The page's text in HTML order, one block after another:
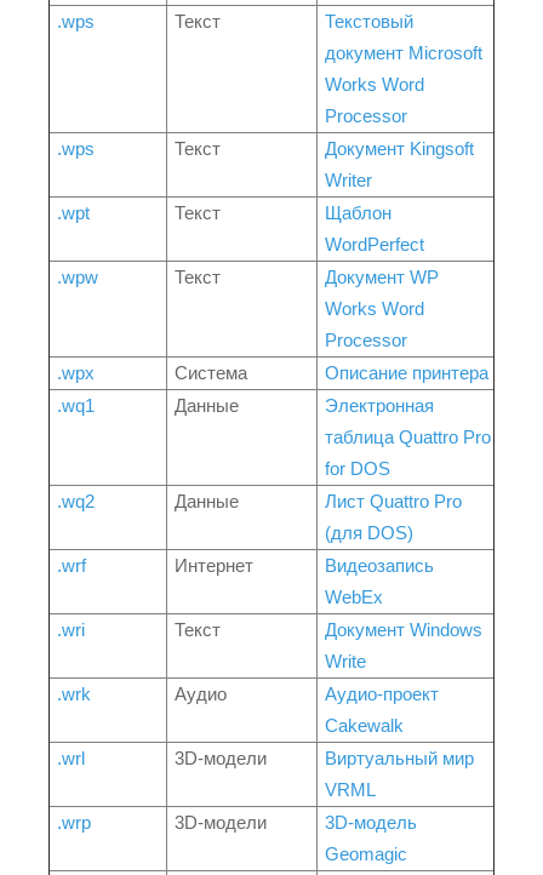
.wps
Текст
Текстовый
документ Microsoft
Works Word
Processor
.wps
Текст
Документ Kingsoft
Writer
.wpt
Текст
Щаблон
WordPerfect
.wpw
Текст
Документ WP
Works Word
Processor
.wpx
Система
Описание принтера
.wq1
Данные
Электронная
таблица Quattro Pro
for DOS
.wq2
Данные
Лист Quattro Pro
(для DOS)
.wrf
Интернет
Видеозапись
WebEx
.wri
Текст
Документ Windows
Write
.wrk
Аудио
Аудио-проект
Cakewalk
.wrl
3D-модели
Виртуальный мир
VRML
.wrp
3D-модели
3D-модель
Geomagic